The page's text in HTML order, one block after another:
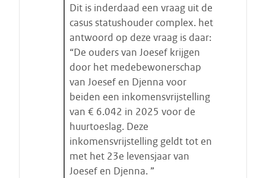
a
a
t
s
t
r
e
Dit is inderdaad een vraag uit de
casus statushouder complex. het
antwoord op deze vraag is daar:
“De ouders van Joesef krijgen
door het medebewonerschap
van Joesef en Djenna voor
beiden een inkomensvrijstelling
van € 6.042 in 2025 voor de
huurtoeslag. Deze
inkomensvrijstelling geldt tot en
met het 23e levensjaar van
Joesef en Djenna. ”